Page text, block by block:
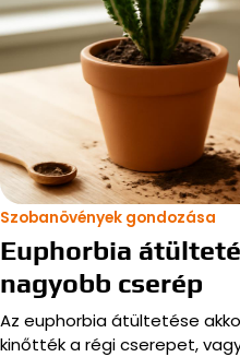
Szobanövények gondozása
Euphorbia
nagyobb cserép
Az euphorbia átültetése
kinőtték a régi cserepet,